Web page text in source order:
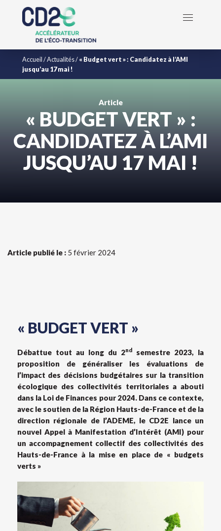
Accueil/Actualités/« Budget vert » : Candidatez à l’AMI
jusqu’au 17 mai !
Article
« BUDGET VERT » :
CANDIDATEZ À L’AMI
JUSQU’AU 17 MAI !
Article publié le : 5 février 2024
« BUDGET VERT »
Débattue tout au long du 2nd
semestre 2023, la
proposition de généraliser les évaluations de
l’impact des décisions budgétaires sur la transition
écologique des collectivités territoriales a abouti
dans la Loi de Finances pour 2024. Dans ce contexte,
avec le soutien de la Région Hauts-de-France et de la
direction régionale de l’ADEME, le CD2E lance un
nouvel Appel à Manifestation d’Intérêt (AMI) pour
un accompagnement collectif des collectivités des
Hauts-de-France à la mise en place de « budgets
verts »